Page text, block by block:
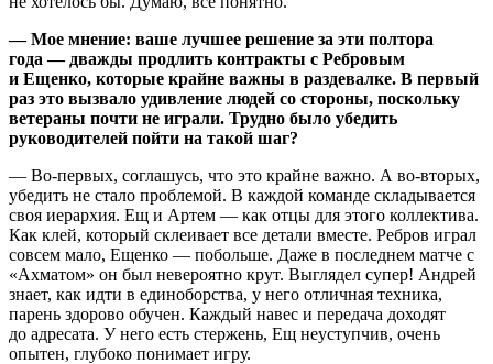
— Мое мнение: ваше лучшее решение за эти полтора
года — дважды продлить контракты с Ребровым
и Ещенко, которые крайне важны в раздевалке. В первый
раз это вызвало удивление людей со стороны, поскольку
ветераны почти не играли. Трудно было убедить
руководителей пойти на такой шаг?
— Во-первых, соглашусь, что это крайне важно. А во-вторых,
убедить не стало проблемой. В каждой команде складывается
своя иерархия. Ещ и Артем — как отцы для этого коллектива.
Как клей, который склеивает все детали вместе. Ребров играл
совсем мало, Ещенко — побольше. Даже в последнем матче с
«Ахматом» он был невероятно крут. Выглядел супер! Андрей
знает, как идти в единоборства, у него отличная техника,
парень здорово обучен. Каждый навес и передача доходят
до адресата. У него есть стержень, Ещ неуступчив, очень
опытен, глубоко понимает игру.